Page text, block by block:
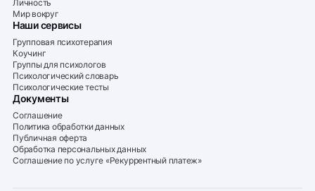
Личность
Мир вокруг
Наши сервисы
Групповая психотерапия
Коучинг
Группы для психологов
Психологический словарь
Психологические тесты
Документы
Соглашение
Политика обработки данных
Публичная оферта
Обработка персональных данных
Соглашение по услуге «Рекуррентный платеж»